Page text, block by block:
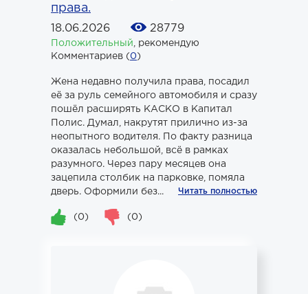
права.
18.06.2026 28779
Положительный
рекомендую
Комментариев (0)
Жена недавно получила права, посадил
её за руль семейного автомобиля и сразу
пошёл расширять КАСКО в Капитал
Полис. Думал, накрутят прилично из-за
неопытного водителя. По факту разница
оказалась небольшой, всё в рамках
разумного. Через пару месяцев она
зацепила столбик на парковке, помяла
дверь. Оформили без...
Читать полностью
(0) (0)